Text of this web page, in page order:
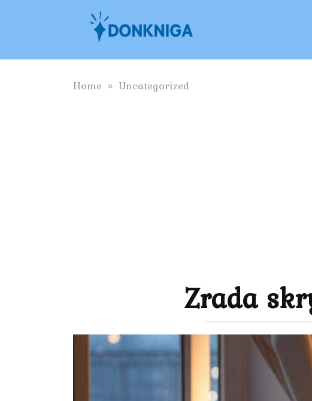
Home » Uncategorized
Zrada